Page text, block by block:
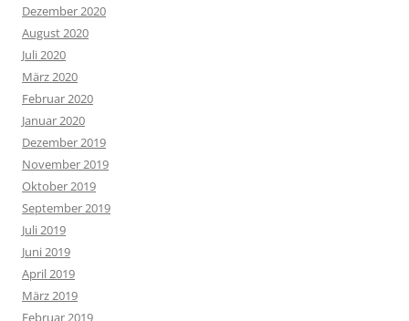
Dezember 2020
August 2020
Juli 2020
März 2020
Februar 2020
Januar 2020
Dezember 2019
November 2019
Oktober 2019
September 2019
Juli 2019
Juni 2019
April 2019
März 2019
Februar 2019